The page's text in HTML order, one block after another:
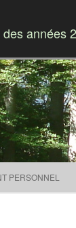
années
PERSONNEL